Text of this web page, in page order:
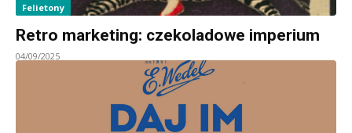
Felietony
Retro marketing: czekoladowe imperium
04/09/2025